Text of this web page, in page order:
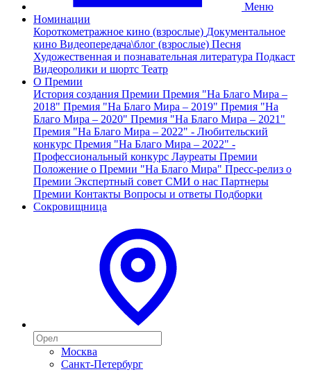
Меню
Номинации
Короткометражное кино (взрослые) Документальное
кино Видеопередача\блог (взрослые) Песня
Художественная и познавательная литература Подкаст
Видеоролики и шортс Театр
О Премии
История создания Премии Премия "На Благо Мира –
2018" Премия "На Благо Мира – 2019" Премия "На
Благо Мира – 2020" Премия "На Благо Мира – 2021"
Премия "На Благо Мира – 2022" - Любительский
конкурс Премия "На Благо Мира – 2022" -
Профессиональный конкурс Лауреаты Премии
Положение о Премии "На Благо Мира" Пресс-релиз о
Премии Экспертный совет СМИ о нас Партнеры
Премии Контакты Вопросы и ответы Подборки
Сокровищница
Москва
Санкт-Петербург